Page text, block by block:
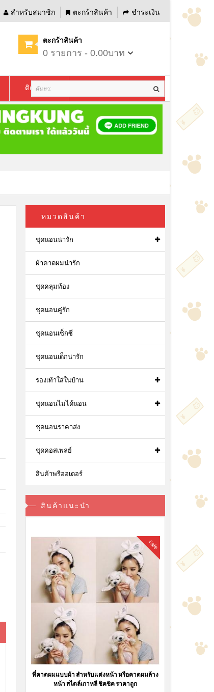
สำหรับสมาชิก ตะกร้าสินค้า ชำระเงิน
ตะกร้าสินค้า
0 รายการ - 0.00บาท
ติดต่อเรา
หมวดสินค้า
ชุดนอนน่ารัก
ผ้าคาดผมน่ารัก
ชุดคลุมท้อง
ชุดนอนคู่รัก
ชุดนอนเซ็กซี่
ชุดนอนเด็กน่ารัก
รองเท้าใส่ในบ้าน
ชุดนอนไม่ได้นอน
ชุดนอนราคาส่ง
ชุดคอสเพลย์
สินค้าพรีออเดอร์
สินค้าแนะนำ
sale
ที่คาดผมแบบผ้า สำหรับแต่งหน้า หรือคาดผมล้าง
หน้า สไตล์เกาหลี ชิคชิค ราคาถูก